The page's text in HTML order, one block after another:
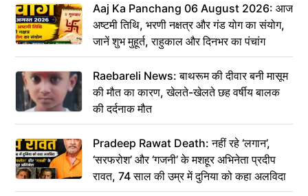
Aaj Ka Panchang 06 August 2026: आज
अष्टमी तिथि, भरणी नक्षत्र और गंड योग का संयोग,
जानें शुभ मुहूर्त, राहुकाल और दिनभर का पंचांग
Raebareli News: बाथरूम की दीवार बनी मासूम
की मौत का कारण, खेलते-खेलते छह वर्षीय बालक
की दर्दनाक मौत
Pradeep Rawat Death: नहीं रहे ‘लगान’,
‘सरफरोश’ और ‘गजनी’ के मशहूर अभिनेता प्रदीप
रावत, 74 साल की उम्र में दुनिया को कहा अलविदा